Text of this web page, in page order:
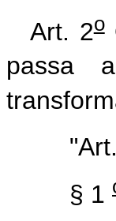
Art. 2o
passa
§ 1